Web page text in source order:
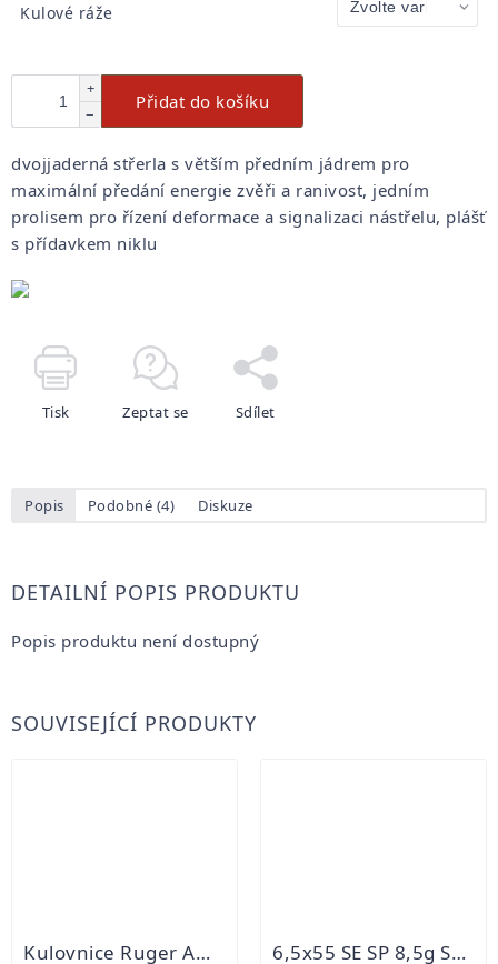
Kulové ráže
+
−
Přidat do košíku
dvojjaderná střerla s větším předním jádrem pro
maximální předání energie zvěři a ranivost, jedním
prolisem pro řízení deformace a signalizaci nástřelu, plášť
s přídavkem niklu
Tisk Zeptat se Sdílet
Popis Podobné (4) Diskuze
DETAILNÍ POPIS PRODUKTU
Popis produktu není dostupný
SOUVISEJÍCÍ PRODUKTY
Kulovnice Ruger American Rifle Predatror 308 Win 6,5x55 SE SP 8,5g S&B 20ks